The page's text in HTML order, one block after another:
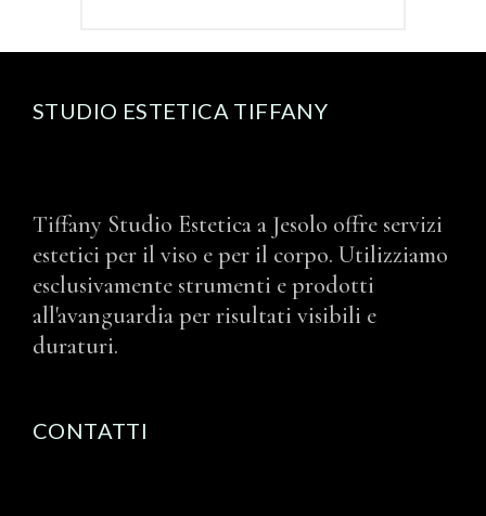
STUDIO ESTETICA TIFFANY
Tiffany Studio Estetica a Jesolo offre servizi
estetici per il viso e per il corpo. Utilizziamo
esclusivamente strumenti e prodotti
all'avanguardia per risultati visibili e
duraturi.
CONTATTI